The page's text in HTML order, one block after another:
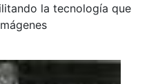
la tecnología que